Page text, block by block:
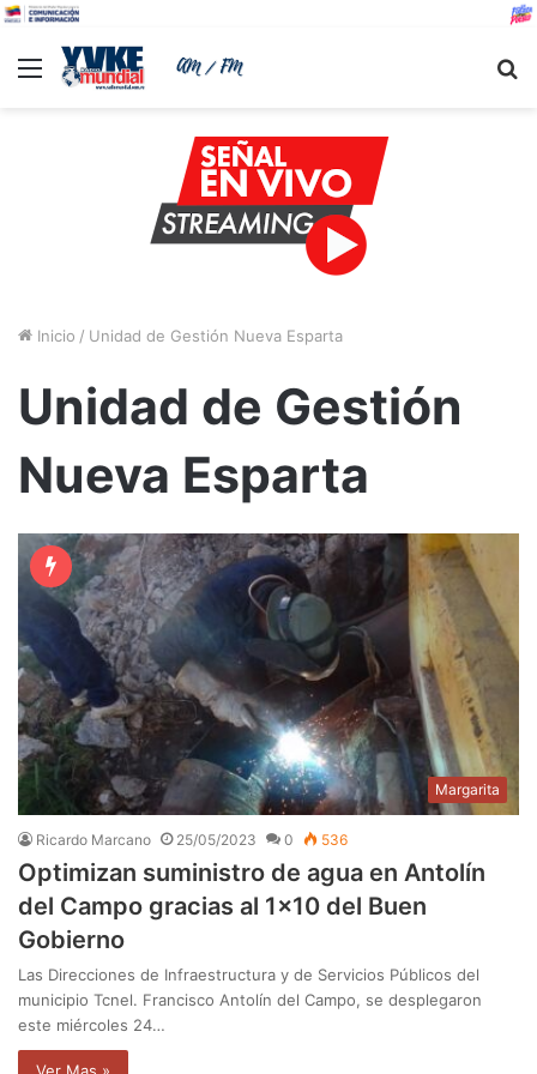
Menu
Inicio / Unidad de Gestión Nueva Esparta
Unidad de Gestión
Nueva Esparta
Margarita
Ricardo Marcano 25/05/2023 0 536
Optimizan suministro de agua en Antolín
del Campo gracias al 1×10 del Buen
Gobierno
Las Direcciones de Infraestructura y de Servicios Públicos del
municipio Tcnel. Francisco Antolín del Campo, se desplegaron
este miércoles 24…